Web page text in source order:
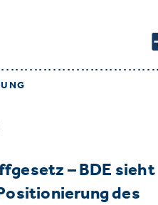
– BDE sieht
des